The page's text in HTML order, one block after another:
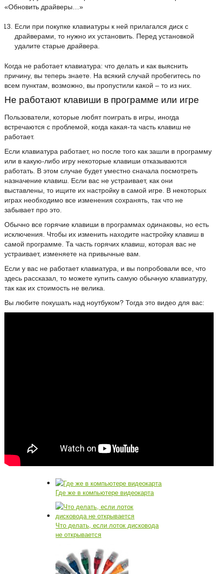
«Обновить драйверы…»
Если при покупке клавиатуры к ней прилагался диск с
драйверами, то нужно их установить. Перед установкой
удалите старые драйвера.
Когда не работает клавиатура: что делать и как выяснить
причину, вы теперь знаете. На всякий случай пробегитесь по
всем пунктам, возможно, вы пропустили какой – то из них.
Не работают клавиши в программе или игре
Пользователи, которые любят поиграть в игры, иногда
встречаются с проблемой, когда какая-та часть клавиш не
работает.
Если клавиатура работает, но после того как зашли в программу
или в какую-либо игру некоторые клавиши отказываются
работать. В этом случае будет уместно сначала посмотреть
назначение клавиш. Если вас не устраивает, как они
выставлены, то ищите их настройку в самой игре. В некоторых
играх необходимо все изменения сохранять, так что не
забывает про это.
Обычно все горячие клавиши в программах одинаковы, но есть
исключения. Чтобы их изменить находите настройку клавиш в
самой программе. Та часть горячих клавиш, которая вас не
устраивает, изменяете на привычные вам.
Если у вас не работает клавиатура, и вы попробовали все, что
здесь рассказал, то можете купить самую обычную клавиатуру,
так как их стоимость не велика.
Вы любите покушать над ноутбуком? Тогда это видео для вас:
Где же в компьютере видеокарта
Что делать, если лоток дисковода
не открывается